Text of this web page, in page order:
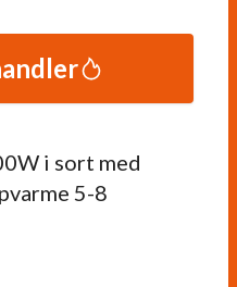
i sort med
5-8